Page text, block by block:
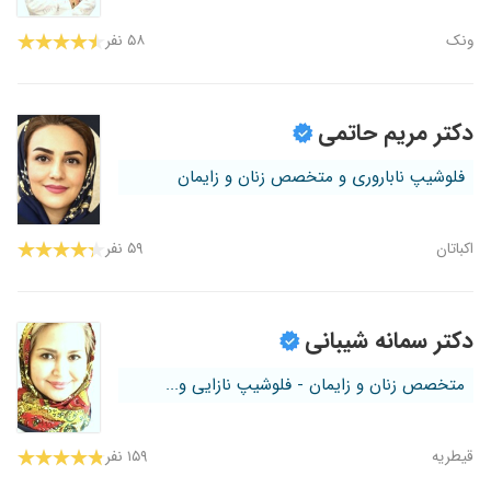
ونک ۵۸ نفر
دکتر مریم حاتمی
فلوشیپ ناباروری و متخصص زنان و زایمان
اکباتان ۵۹ نفر
دکتر سمانه شیبانی
متخصص زنان و زایمان - فلوشیپ نازایی و...
قیطریه ۱۵۹ نفر